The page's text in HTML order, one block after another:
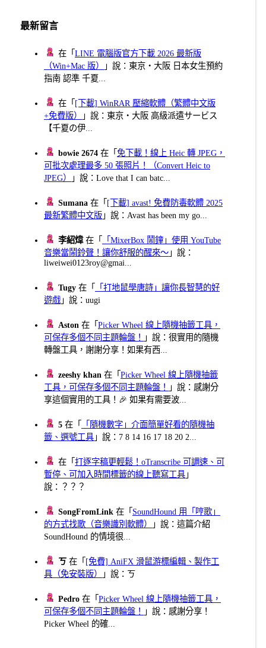
最新留言
在「LINE 電腦版官方下載 2026 最新版
（Win+Mac 版）
」說：東京・大阪 日本女生預約
指南 認準 千夏...
在「 [下載] WinRAR 壓縮軟體（繁體中文版
+免費版）
」說：東京・大阪 高級派遣サービス
【千夏の伊...
bowie 2674 在「免下載！線上 Heic 轉 JPEG，
可批次處理最多 50 張照片！（Convert Heic to
JPEG）
」說：Love that I can batc...
Sumana 在「 [下載] avast! 免費防毒軟體 2025
最新繁體中文版 」說：Avast has been my go...
李紹煒在「
「MixerBox 鬧鐘」使用 YouTube
音樂當鬧鈴聲！讓你舒服的醒來～ 」說：
liweiwei0123roy@gmai...
Tugy 在「
「打地鼠學唐詩」讓你長智慧的好
遊戲 」說：uugi
Aston 在「Picker Wheel 線上隨機抽籤工具，
可保存多個不同主題輪盤！
」說：很實用的隨機
轉盤工具，謝謝分享！如果有西...
zeeshy khan 在「Picker Wheel 線上隨機抽籤
工具，可保存多個不同主題輪盤！
」說：感謝分
享這個實用的工具！🎉 如果有需要波...
5 在「
「隨機數字」介面簡單好看的隨機抽
籤、選號工具 」說：7 8 14 16 17 18 20 2...
在「打逐字稿更輕鬆！oTranscribe 可調速、可
暫停、可加入時間標籤的線上聽寫工具 」
說：？？？
SongFromLink 在「 SoundHound 用「哼歌」
的方式找歌（音樂識別軟體）
」說：這篇介紹
SoundHound 的情境很...
ㄎ 在「 [免費] AniFX 滑鼠游標編輯、製作工
具（免安裝版）
」說：ㄎ
Pedro 在「Picker Wheel 線上隨機抽籤工具，
可保存多個不同主題輪盤！
」說：感謝分享！
Picker Wheel 的確...